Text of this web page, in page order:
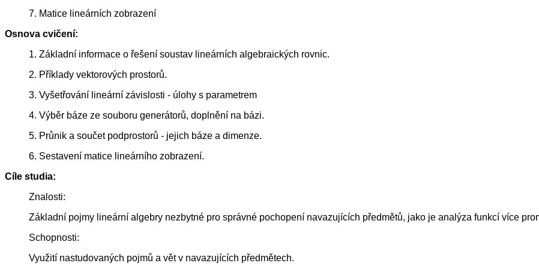
7. Matice lineárních zobrazení
Osnova cvičení:
1. Základní informace o řešení soustav lineárních algebraických rovnic.
2. Příklady vektorových prostorů.
3. Vyšetřování lineární závislosti - úlohy s parametrem
4. Výběr báze ze souboru generátorů, doplnění na bázi.
5. Průnik a součet podprostorů - jejich báze a dimenze.
6. Sestavení matice lineárního zobrazení.
Cíle studia:
Znalosti:
Základní pojmy lineární algebry nezbytné pro správné pochopení navazujících předmětů, jako je analýza funkcí více
Schopnosti:
Využití nastudovaných pojmů a vět v navazujících předmětech.